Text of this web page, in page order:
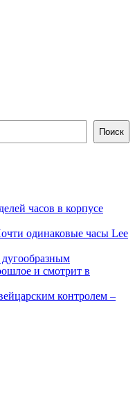
Поиск
часов в корпусе
одинаковые часы Lee
и смотрит в
контролем –